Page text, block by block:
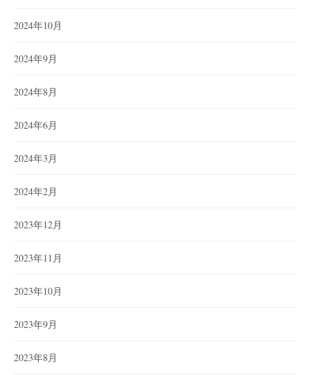
2024年10月
2024年9月
2024年8月
2024年6月
2024年3月
2024年2月
2023年12月
2023年11月
2023年10月
2023年9月
2023年8月